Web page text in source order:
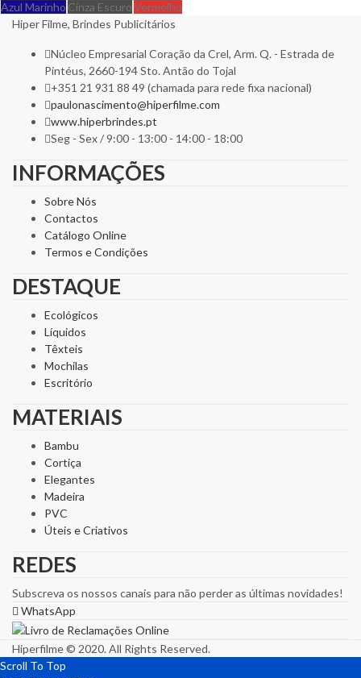
Azul Marinho Cinza EscuroVermelho
Hiper Filme, Brindes Publicitários
Núcleo Empresarial Coração da Crel, Arm. Q. - Estrada de
Pintéus, 2660-194 Sto. Antão do Tojal
+351 21 931 88 49 (chamada para rede fixa nacional)
paulonascimento@hiperfilme.com
www.hiperbrindes.pt
Seg - Sex / 9:00 - 13:00 - 14:00 - 18:00
INFORMAÇÕES
Sobre Nós
Contactos
Catálogo Online
Termos e Condições
DESTAQUE
Ecológicos
Líquidos
Têxteis
Mochilas
Escritório
MATERIAIS
Bambu
Cortiça
Elegantes
Madeira
PVC
Úteis e Criativos
REDES
Subscreva os nossos canais para não perder as últimas novidades!
WhatsApp
Hiperfilme © 2020. All Rights Reserved.
Scroll To Top